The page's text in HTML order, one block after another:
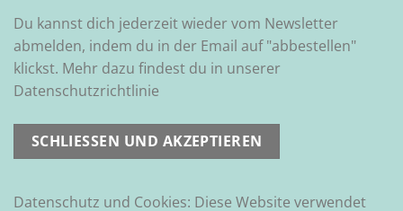
Du kannst dich jederzeit wieder vom Newsletter
abmelden, indem du in der Email auf "abbestellen"
klickst. Mehr dazu findest du in unserer
Datenschutzrichtlinie
Datenschutz und Cookies: Diese Website verwendet